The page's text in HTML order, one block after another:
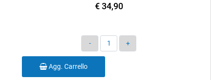
€ 34,90
Quantità
Agg. Carrello